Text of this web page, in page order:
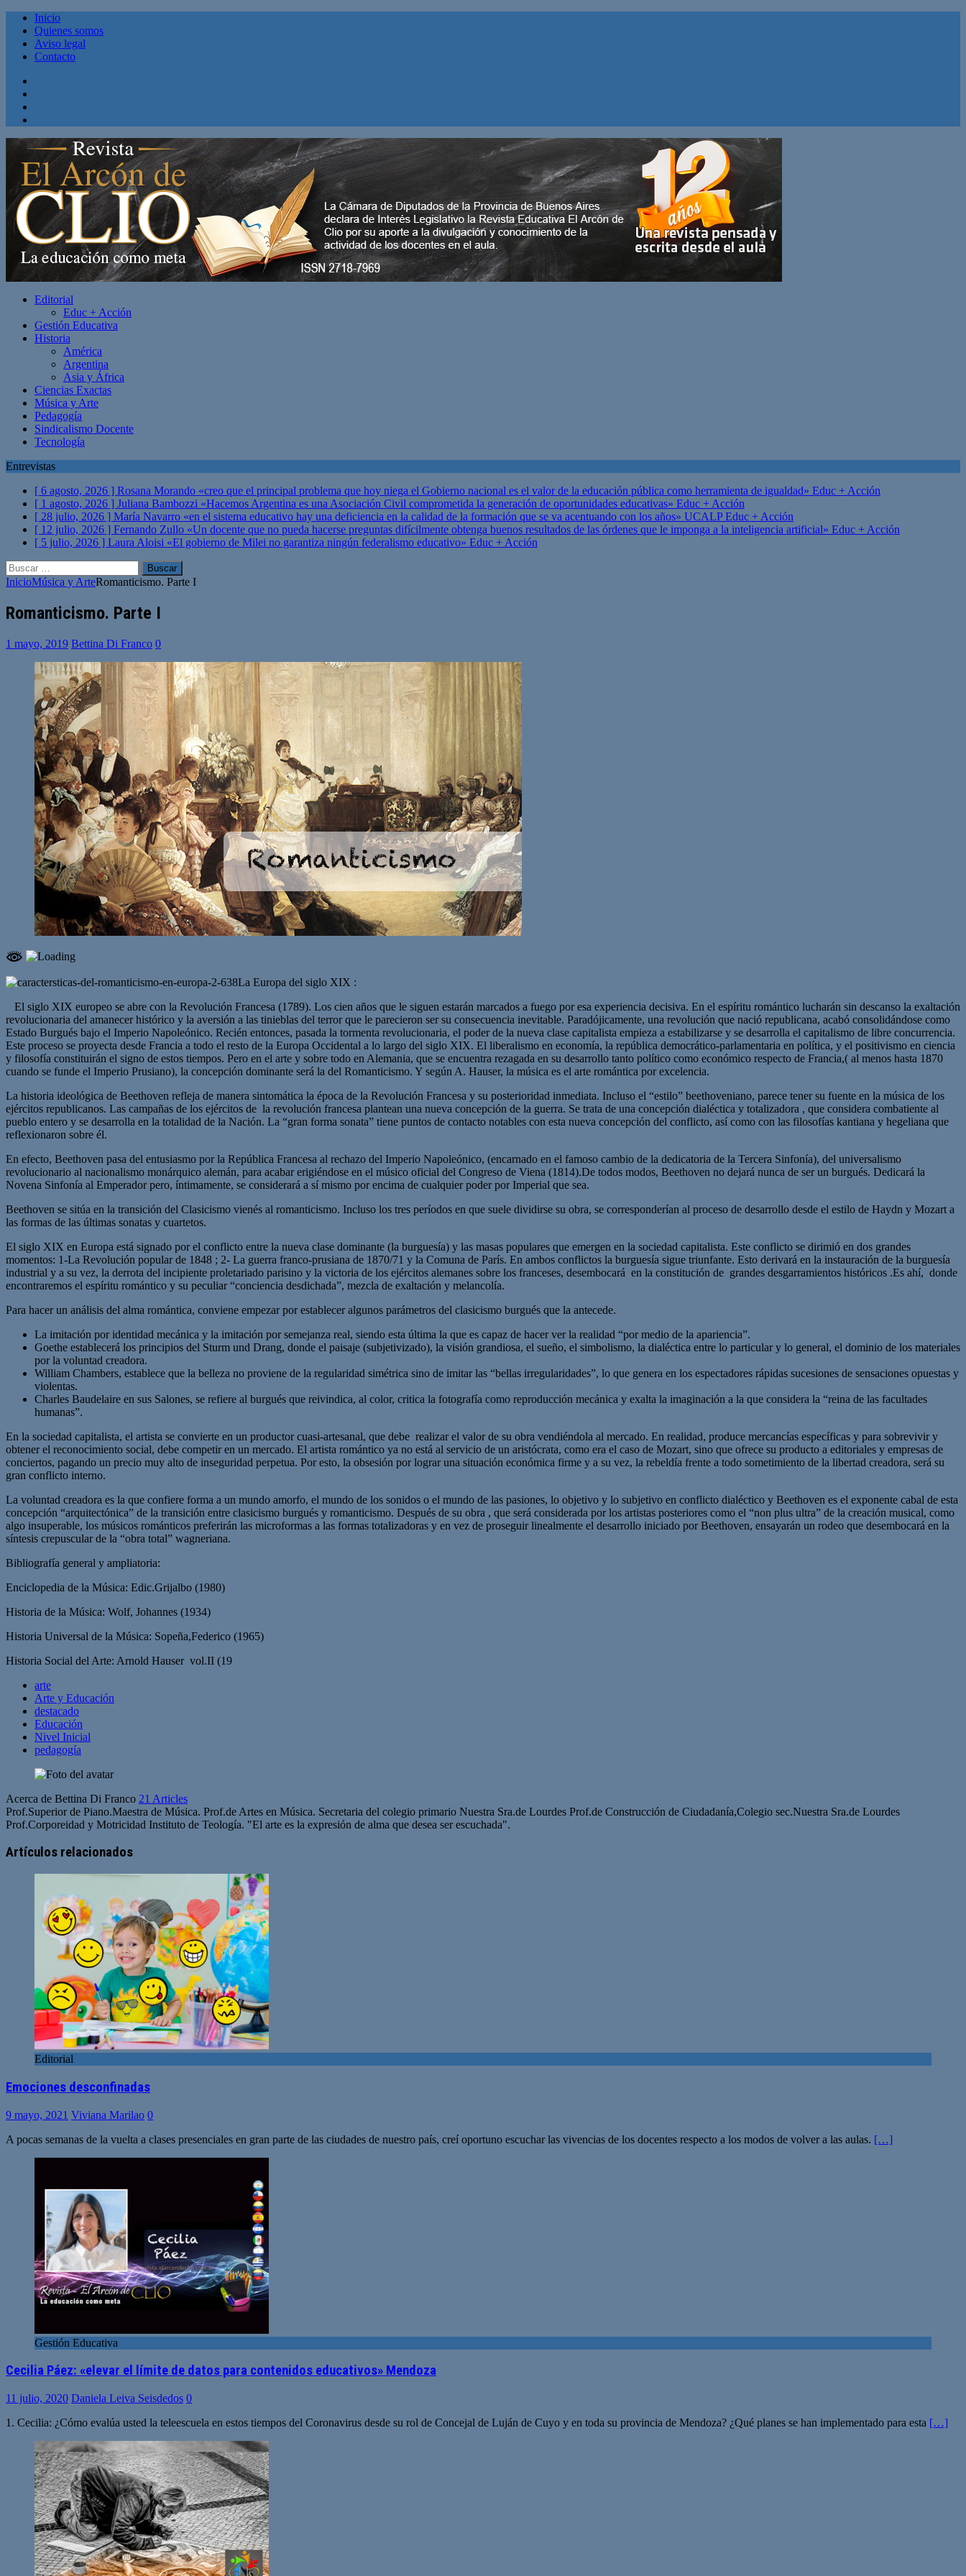
Inicio
Quienes somos
Aviso legal
Contacto
Editorial
Educ + Acción
Gestión Educativa
Historia
América
Argentina
Asia y África
Ciencias Exactas
Música y Arte
Pedagogía
Sindicalismo Docente
Tecnología
Entrevistas
[ 6 agosto, 2026 ] Rosana Morando «creo que el principal problema que hoy niega el Gobierno nacional es el valor de la educación pública como herramienta de igualdad» Educ + Acción
[ 1 agosto, 2026 ] Juliana Bambozzi «Hacemos Argentina es una Asociación Civil comprometida la generación de oportunidades educativas» Educ + Acción
[ 28 julio, 2026 ] María Navarro «en el sistema educativo hay una deficiencia en la calidad de la formación que se va acentuando con los años» UCALPEduc + Acción
[ 12 julio, 2026 ] Fernando Zullo «Un docente que no pueda hacerse preguntas difícilmente obtenga buenos resultados de las órdenes que le imponga a la inteligencia artificial» Educ + Acción
[ 5 julio, 2026 ] Laura Aloisi «El gobierno de Milei no garantiza ningún federalismo educativo» Educ + Acción
Buscar:
InicioMúsica y ArteRomanticismo. Parte I
Romanticismo. Parte I
1 mayo, 2019 Bettina Di Franco 0
La Europa del siglo XIX :
El siglo XIX europeo se abre con la Revolución Francesa (1789). Los cien años que le siguen estarán marcados a fuego por esa experiencia decisiva. En el espíritu romántico lucharán sin descanso la exaltación
revolucionaria del amanecer histórico y la aversión a las tinieblas del terror que le parecieron ser su consecuencia inevitable. Paradójicamente, una revolución que nació republicana, acabó consolidándose como
Estado Burgués bajo el Imperio Napoleónico. Recién entonces, pasada la tormenta revolucionaria, el poder de la nueva clase capitalista empieza a estabilizarse y se desarrolla el capitalismo de libre concurrencia.
Este proceso se proyecta desde Francia a todo el resto de la Europa Occidental a lo largo del siglo XIX. El liberalismo en economía, la república democrático-parlamentaria en política, y el positivismo en ciencia
y filosofía constituirán el signo de estos tiempos. Pero en el arte y sobre todo en Alemania, que se encuentra rezagada en su desarrollo tanto político como económico respecto de Francia,( al menos hasta 1870
cuando se funde el Imperio Prusiano), la concepción dominante será la del Romanticismo. Y según A. Hauser, la música es el arte romántica por excelencia.
La historia ideológica de Beethoven refleja de manera sintomática la época de la Revolución Francesa y su posterioridad inmediata. Incluso el “estilo” beethoveniano, parece tener su fuente en la música de los
ejércitos republicanos. Las campañas de los ejércitos de la revolución francesa plantean una nueva concepción de la guerra. Se trata de una concepción dialéctica y totalizadora , que considera combatiente al
pueblo entero y se desarrolla en la totalidad de la Nación. La “gran forma sonata” tiene puntos de contacto notables con esta nueva concepción del conflicto, así como con las filosofías kantiana y hegeliana que
reflexionaron sobre él.
En efecto, Beethoven pasa del entusiasmo por la República Francesa al rechazo del Imperio Napoleónico, (encarnado en el famoso cambio de la dedicatoria de la Tercera Sinfonía), del universalismo
revolucionario al nacionalismo monárquico alemán, para acabar erigiéndose en el músico oficial del Congreso de Viena (1814).De todos modos, Beethoven no dejará nunca de ser un burgués. Dedicará la
Novena Sinfonía al Emperador pero, íntimamente, se considerará a sí mismo por encima de cualquier poder por Imperial que sea.
Beethoven se sitúa en la transición del Clasicismo vienés al romanticismo. Incluso los tres períodos en que suele dividirse su obra, se corresponderían al proceso de desarrollo desde el estilo de Haydn y Mozart a
las formas de las últimas sonatas y cuartetos.
El siglo XIX en Europa está signado por el conflicto entre la nueva clase dominante (la burguesía) y las masas populares que emergen en la sociedad capitalista. Este conflicto se dirimió en dos grandes
momentos: 1-La Revolución popular de 1848 ; 2- La guerra franco-prusiana de 1870/71 y la Comuna de París. En ambos conflictos la burguesía sigue triunfante. Esto derivará en la instauración de la burguesía
industrial y a su vez, la derrota del incipiente proletariado parisino y la victoria de los ejércitos alemanes sobre los franceses, desembocará en la constitución de grandes desgarramientos históricos .Es ahí, donde
encontraremos el espíritu romántico y su peculiar “conciencia desdichada”, mezcla de exaltación y melancolía.
Para hacer un análisis del alma romántica, conviene empezar por establecer algunos parámetros del clasicismo burgués que la antecede.
La imitación por identidad mecánica y la imitación por semejanza real, siendo esta última la que es capaz de hacer ver la realidad “por medio de la apariencia”.
Goethe establecerá los principios del Sturm und Drang, donde el paisaje (subjetivizado), la visión grandiosa, el sueño, el simbolismo, la dialéctica entre lo particular y lo general, el dominio de los materiales
por la voluntad creadora.
William Chambers, establece que la belleza no proviene de la regularidad simétrica sino de imitar las “bellas irregularidades”, lo que genera en los espectadores rápidas sucesiones de sensaciones opuestas y
violentas.
Charles Baudelaire en sus Salones, se refiere al burgués que reivindica, al color, critica la fotografía como reproducción mecánica y exalta la imaginación a la que considera la “reina de las facultades
humanas”.
En la sociedad capitalista, el artista se convierte en un productor cuasi-artesanal, que debe realizar el valor de su obra vendiéndola al mercado. En realidad, produce mercancías específicas y para sobrevivir y
obtener el reconocimiento social, debe competir en un mercado. El artista romántico ya no está al servicio de un aristócrata, como era el caso de Mozart, sino que ofrece su producto a editoriales y empresas de
conciertos, pagando un precio muy alto de inseguridad perpetua. Por esto, la obsesión por lograr una situación económica firme y a su vez, la rebeldía frente a todo sometimiento de la libertad creadora, será su
gran conflicto interno.
La voluntad creadora es la que confiere forma a un mundo amorfo, el mundo de los sonidos o el mundo de las pasiones, lo objetivo y lo subjetivo en conflicto dialéctico y Beethoven es el exponente cabal de esta
concepción “arquitectónica” de la transición entre clasicismo burgués y romanticismo. Después de su obra , que será considerada por los artistas posteriores como el “non plus ultra” de la creación musical, como
algo insuperable, los músicos románticos preferirán las microformas a las formas totalizadoras y en vez de proseguir linealmente el desarrollo iniciado por Beethoven, ensayarán un rodeo que desembocará en la
síntesis crepuscular de la “obra total” wagneriana.
Bibliografía general y ampliatoria:
Enciclopedia de la Música: Edic.Grijalbo (1980)
Historia de la Música: Wolf, Johannes (1934)
Historia Universal de la Música: Sopeña,Federico (1965)
Historia Social del Arte: Arnold Hauser vol.II (19
arte
Arte y Educación
destacado
Educación
Nivel Inicial
pedagogía
Acerca de Bettina Di Franco 21 Articles
Prof.Superior de Piano.Maestra de Música. Prof.de Artes en Música. Secretaria del colegio primario Nuestra Sra.de Lourdes Prof.de Construcción de Ciudadanía,Colegio sec.Nuestra Sra.de Lourdes
Prof.Corporeidad y Motricidad Instituto de Teología. "El arte es la expresión de alma que desea ser escuchada".
Artículos relacionados
Editorial
Emociones desconfinadas
9 mayo, 2021 Viviana Marilao 0
A pocas semanas de la vuelta a clases presenciales en gran parte de las ciudades de nuestro país, creí oportuno escuchar las vivencias de los docentes respecto a los modos de volver a las aulas. […]
Gestión Educativa
Cecilia Páez: «elevar el límite de datos para contenidos educativos» Mendoza
11 julio, 2020 Daniela Leiva Seisdedos 0
1. Cecilia: ¿Cómo evalúa usted la teleescuela en estos tiempos del Coronavirus desde su rol de Concejal de Luján de Cuyo y en toda su provincia de Mendoza? ¿Qué planes se han implementado para esta […]